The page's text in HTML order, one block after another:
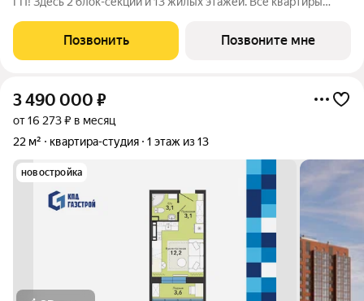
холлов, благоустроенным двором. В квартирографии,
традиционно, представлен широкий
Позвонить Позвоните мне
3 490 000 ₽
от 16 273 ₽ в месяц
22 м²
квартира-студия 1 этаж из 13
новостройка